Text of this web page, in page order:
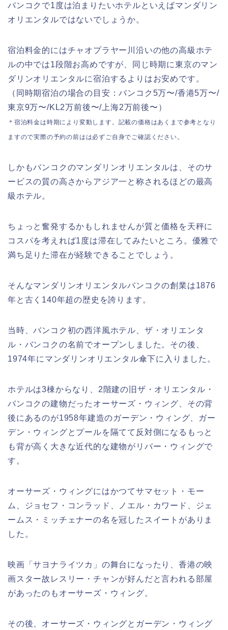
バンコクで1度は泊まりたいホテルといえばマンダリン
オリエンタルではないでしょうか。
宿泊料金的にはチャオプラヤー川沿いの他の高級ホテ
ルの中では1段階お高めですが、同じ時期に東京のマン
ダリンオリエンタルに宿泊するよりはお安めです。
（同時期宿泊の場合の目安：バンコク5万〜/香港5万〜/
東京9万〜/KL2万前後〜/上海2万前後〜）
＊宿泊料金は時期により変動します。記載の価格はあくまで参考となり
ますので実際の予約の前はは必ずご自身でご確認ください。
しかもバンコクのマンダリンオリエンタルは、そのサ
ービスの質の高さからアジア一と称されるほどの最高
級ホテル。
ちょっと奮発するかもしれませんが質と価格を天秤に
コスパを考えれば1度は滞在してみたいところ。優雅で
満ち足りた滞在が経験できることでしょう。
そんなマンダリンオリエンタルバンコクの創業は1876
年と古く140年超の歴史を誇ります。
当時、バンコク初の西洋風ホテル、ザ・オリエンタ
ル・バンコクの名前でオープンしました。その後、
1974年にマンダリンオリエンタル傘下に入りました。
ホテルは3棟からなり、2階建の旧ザ・オリエンタル・
バンコクの建物だったオーサーズ・ウィング、その背
後にあるのが1958年建造のガーデン・ウィング、ガー
デン・ウィングとプールを隔てて反対側になるもっと
も背が高く大きな近代的な建物がリバー・ウィングで
す。
オーサーズ・ウィングにはかつてサマセット・モー
ム、ジョセフ・コンラッド、ノエル・カワード、ジェ
ームス・ミッチェナーの名を冠したスイートがありま
した。
映画「サヨナライツカ」の舞台になったり、香港の映
画スター故レスリー・チャンが好んだと言われる部屋
があったのもオーサーズ・ウィング。
その後、オーサーズ・ウィングとガーデン・ウィング